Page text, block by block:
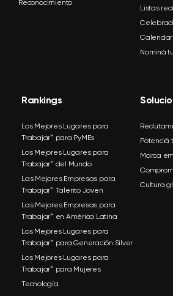
Reconocimiento
Listas
Nominá
Rankings
Los Mejores Lugares para
Trabajar™ para PyMEs
Los Mejores Lugares para
Trabajar™ del Mundo
Las Mejores Empresas para
Trabajar™ Talento Joven
Las Mejores Empresas para
Trabajar™ en América Latina
Los Mejores Lugares para
Trabajar™ para Generación Silver
Los Mejores Lugares para
Trabajar™ para Mujeres
Tecnología
Potenciá
Marca
Cultura